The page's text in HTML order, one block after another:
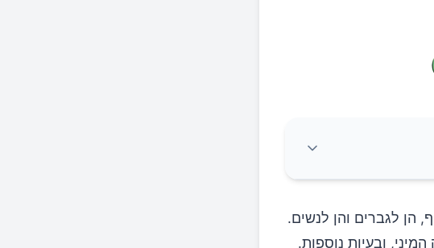
הוא כל כך חשוב?
הן לגברים והן לנשים.
ובעיות נוספות.